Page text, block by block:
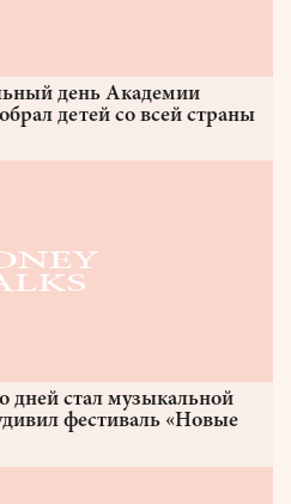
день Академии
детей со всей страны
дней стал музыкальной
фестиваль «Новые